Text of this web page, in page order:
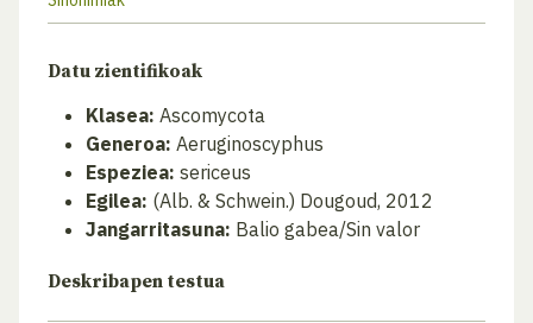
Datu zientifikoak
Klasea: Ascomycota
Generoa: Aeruginoscyphus
Espeziea: sericeus
Egilea: (Alb. & Schwein.) Dougoud, 2012
Jangarritasuna: Balio gabea/Sin valor
Deskribapen testua